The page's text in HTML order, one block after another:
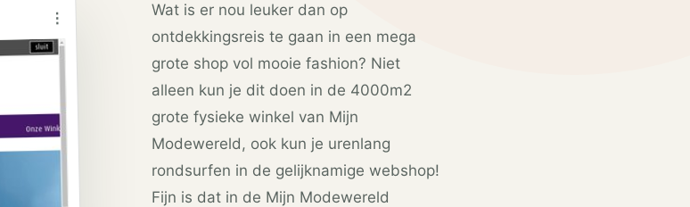
⋮
Wat is er nou leuker dan op
ontdekkingsreis te gaan in een mega
grote shop vol mooie fashion? Niet
alleen kun je dit doen in de 4000m2
grote fysieke winkel van Mijn
Modewereld, ook kun je urenlang
rondsurfen in de gelijknamige webshop!
Fijn is dat in de Mijn Modewereld